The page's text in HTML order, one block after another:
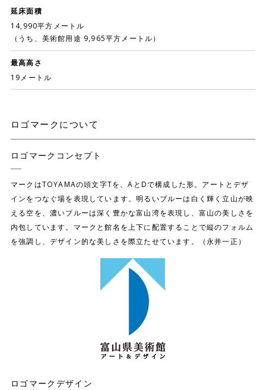
延床面積
14,990平方メートル
（うち、美術館用途 9,965平方メートル）
最高高さ
19メートル
ロゴマークについて
ロゴマークコンセプト
マークはTOYAMAの頭文字Tを、AとDで構成した形。アートとデザ
インをつなぐ場を表現しています。明るいブルーは白く輝く立山が映
える空を、濃いブルーは深く豊かな富山湾を表現し、富山の美しさを
内包しています。マークと館名を上下に配置することで縦のフォルム
を強調し、デザイン的な美しさを際立たせています。（永井一正）
ロゴマークデザイン